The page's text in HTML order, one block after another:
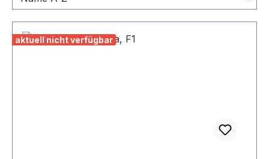
aktuell nicht verfügbar